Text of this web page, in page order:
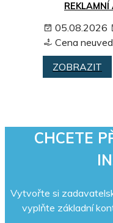
05.08.2026
Cena
ZOBRAZIT
CHCETE
Vytvořte si
vyplňte základní